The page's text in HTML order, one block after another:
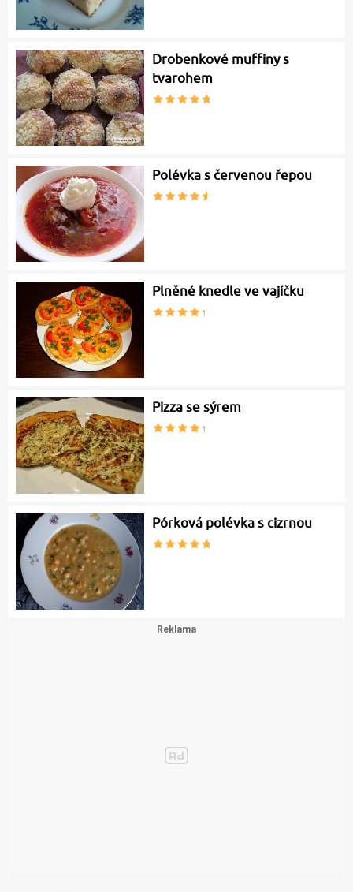
Drobenkové muffiny s
tvarohem
Polévka s červenou řepou
Plněné knedle ve vajíčku
Pizza se sýrem
Pórková polévka s cizrnou